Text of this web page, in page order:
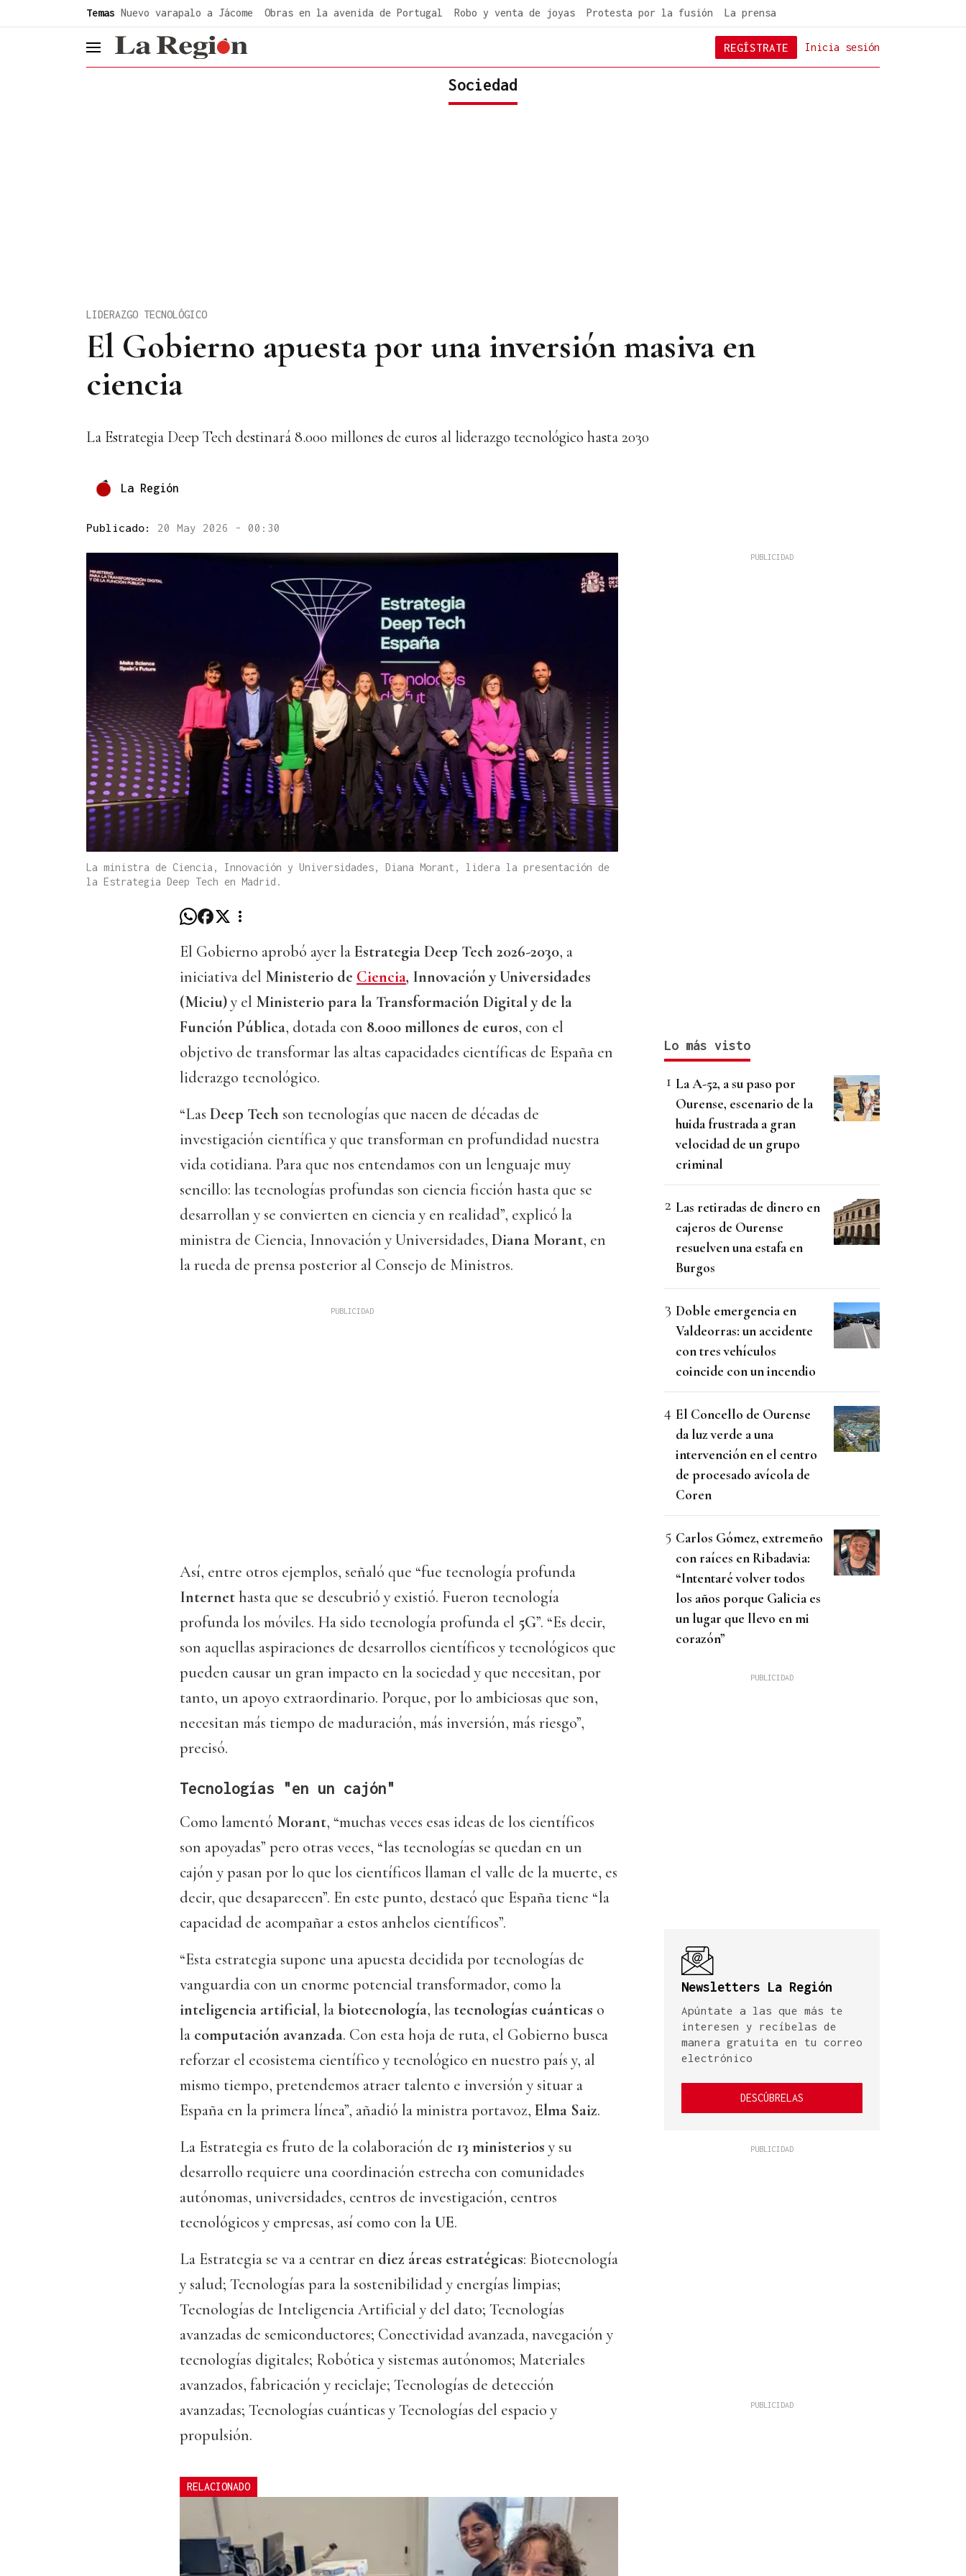
Temas Nuevo varapalo a Jácome Obras en la avenida de Portugal Robo y venta de joyas Protesta por la fusión La prensa
header.menu.open Inicia sesión
REGÍSTRATE
Sociedad
El Gobierno apuesta por una inversión masiva en
ciencia
LIDERAZGO TECNOLÓGICO
La Estrategia Deep Tech destinará 8.000 millones de euros al liderazgo tecnológico hasta 2030
La Región
Publicado: 20 May 2026 - 00:30
La ministra de Ciencia, Innovación y Universidades, Diana Morant, lidera la presentación de
la Estrategia Deep Tech en Madrid.
El Gobierno aprobó ayer laEstrategia Deep Tech 2026-2030, a
iniciativa del Ministerio de Ciencia, Innovación y Universidades
(Miciu)y el Ministerio para la Transformación Digital y de la
Función Pública, dotada con 8.000 millones de euros, con el
objetivo de transformar las altas capacidades científicas de España en
liderazgo tecnológico.
“Las Deep Tech son tecnologías que nacen de décadas de
investigación científica y que transforman en profundidad nuestra
vida cotidiana. Para que nos entendamos con un lenguaje muy
sencillo: las tecnologías profundas son ciencia ficción hasta que se
desarrollan y se convierten en ciencia y en realidad”, explicó la
ministra de Ciencia, Innovación y Universidades, Diana Morant, en
la rueda de prensa posterior al Consejo de Ministros.
Así, entre otros ejemplos, señaló que “fue tecnología profunda
Internethasta que se descubrió y existió. Fueron tecnología
profunda los móviles. Ha sido tecnología profunda el 5G”. “Es decir,
son aquellas aspiraciones de desarrollos científicos y tecnológicos que
pueden causar un gran impacto en la sociedad y que necesitan, por
tanto, un apoyo extraordinario. Porque, por lo ambiciosas que son,
necesitan más tiempo de maduración, más inversión, más riesgo”,
precisó.
Tecnologías "en un cajón"
Como lamentó Morant, “muchas veces esas ideas de los científicos
son apoyadas” pero otras veces, “las tecnologías se quedan en un
cajón y pasan por lo que los científicos llaman el valle de la muerte, es
decir, que desaparecen”. En este punto, destacó que España tiene “la
capacidad de acompañar a estos anhelos científicos”.
“Esta estrategia supone una apuesta decidida por tecnologías de
vanguardia con un enorme potencial transformador, como la
inteligencia artificial, la biotecnología, las tecnologías cuánticas o
la computación avanzada. Con esta hoja de ruta, el Gobierno busca
reforzar el ecosistema científico y tecnológico en nuestro país y, al
mismo tiempo, pretendemos atraer talento e inversión y situar a
España en la primera línea”, añadió la ministra portavoz, Elma Saiz.
La Estrategia es fruto de la colaboración de 13 ministerios y su
desarrollo requiere una coordinación estrecha con comunidades
autónomas, universidades, centros de investigación, centros
tecnológicos y empresas, así como con laUE.
La Estrategia se va a centrar en diez áreas estratégicas: Biotecnología
y salud; Tecnologías para la sostenibilidad y energías limpias;
Tecnologías de Inteligencia Artificial y del dato; Tecnologías
avanzadas de semiconductores; Conectividad avanzada, navegación y
tecnologías digitales; Robótica y sistemas autónomos; Materiales
avanzados, fabricación y reciclaje; Tecnologías de detección
avanzadas; Tecnologías cuánticas y Tecnologías del espacio y
propulsión.
RELACIONADO
Lo más visto
La A-52, a su paso por
Ourense, escenario de la
huida frustrada a gran
velocidad de un grupo
criminal
Las retiradas de dinero en
cajeros de Ourense
resuelven una estafa en
Burgos
Doble emergencia en
Valdeorras: un accidente
con tres vehículos
coincide con un incendio
El Concello de Ourense
da luz verde a una
intervención en el centro
de procesado avícola de
Coren
Carlos Gómez, extremeño
con raíces en Ribadavia:
“Intentaré volver todos
los años porque Galicia es
un lugar que llevo en mi
corazón”
Newsletters La Región
Apúntate a las que más te
interesen y recíbelas de
manera gratuita en tu correo
electrónico
DESCÚBRELAS